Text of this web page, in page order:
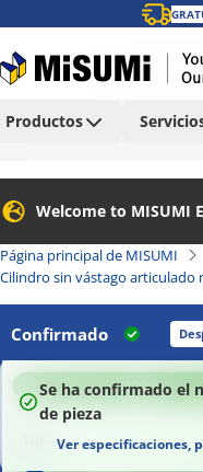
Productos
Welcome to MISUMI
Página principal de MISUMI
Cilindro sin vástago articulado
Confirmado
100%
Se ha confirmado el
de pieza
Ver especificaciones,